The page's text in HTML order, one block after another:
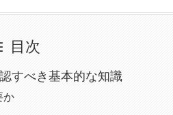
目次
すべき基本的な知識
か